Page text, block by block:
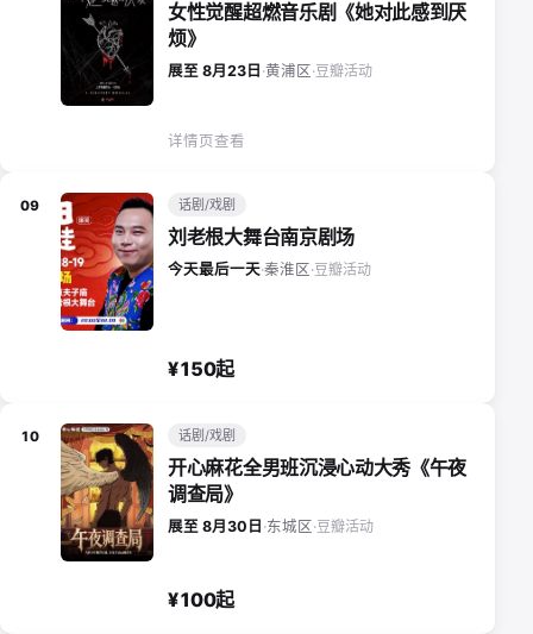
女性觉醒超燃音乐剧《她对此感到厌
烦》
展至 8月23日 ·黄浦区·豆瓣活动
详情页查看
09 话剧/戏剧
刘老根大舞台南京剧场
今天最后一天·秦淮区·豆瓣活动
¥150起
10 话剧/戏剧
开心麻花全男班沉浸心动大秀《午夜
调查局》
展至 8月30日 ·东城区·豆瓣活动
¥100起